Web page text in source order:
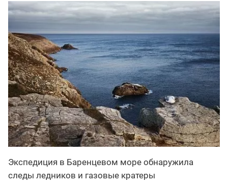
Экспедиция в Баренцевом море обнаружила
следы ледников и газовые кратеры